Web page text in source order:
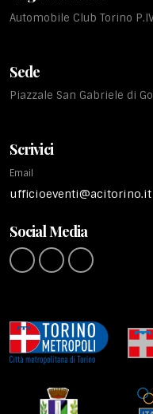
Automobile Club Torino
Sede
Piazzale San Gabriele di
Scrivici
Email
ufficioeventi@acitorino.it
Social Media